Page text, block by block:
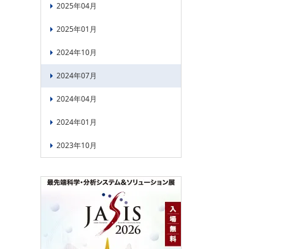
2025年04月
2025年01月
2024年10月
2024年07月
2024年04月
2024年01月
2023年10月